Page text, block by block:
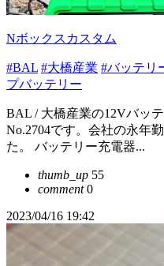
Nボックスカスタム
#BAL #大橋産業 #バッテリ
プバッテリー
BAL / 大橋産業の12Vバッ
No.2704です。会社の永年
た。 バッテリー充電器...
thumb_up 55
comment0
2023/04/16 19:42